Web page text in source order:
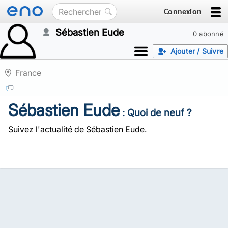
Connexion
0 abonné
Sébastien Eude
Ajouter / Suivre
France
Sébastien Eude: Quoi de neuf ?
Suivez l'actualité de Sébastien Eude.